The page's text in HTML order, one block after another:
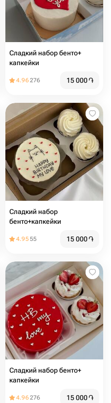
Сладкий набор бенто+
капкейки
4.96276 15 000֏
Сладкий набор
бенто+капкейки
4.9555 15 000֏
Сладкий набор бенто+
капкейки
4.96276 15 000֏